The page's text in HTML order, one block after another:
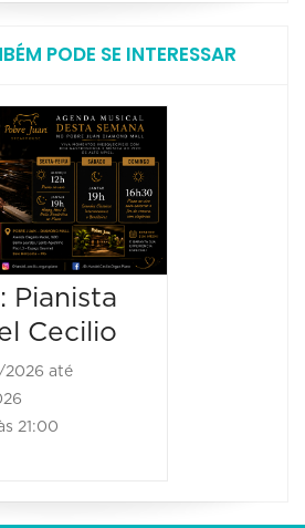
PODE SE INTERESSAR
Pianista
Cecilio
até
21:00